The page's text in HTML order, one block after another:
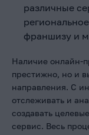
различные
франшизу и
Наличие онлайн-
престижно, но и
направления. С
отслеживать и
создавать
сервис. Весь